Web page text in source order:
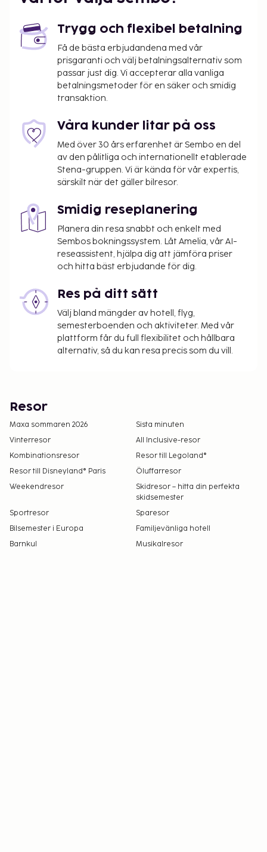
Trygg och flexibel betalning
Få de bästa erbjudandena med vår
prisgaranti och välj betalningsalternativ som
passar just dig. Vi accepterar alla vanliga
betalningsmetoder för en säker och smidig
transaktion.
Våra kunder litar på oss
Med över 30 års erfarenhet är Sembo en del
av den pålitliga och internationellt etablerade
Stena-gruppen. Vi är kända för vår expertis,
särskilt när det gäller bilresor.
Smidig reseplanering
Planera din resa snabbt och enkelt med
Sembos bokningssystem. Låt Amelia, vår AI-
reseassistent, hjälpa dig att jämföra priser
och hitta bäst erbjudande för dig.
Res på ditt sätt
Välj bland mängder av hotell, flyg,
semesterboenden och aktiviteter. Med vår
plattform får du full flexibilitet och hållbara
alternativ, så du kan resa precis som du vill.
Resor
Maxa sommaren 2026
Sista minuten
Vinterresor
All Inclusive-resor
Kombinationsresor
Resor till Legoland®
Resor till Disneyland® Paris
Öluffarresor
Weekendresor
Skidresor – hitta din perfekta
skidsemester
Sportresor
Sparesor
Bilsemester i Europa
Familjevänliga hotell
Barnkul
Musikalresor